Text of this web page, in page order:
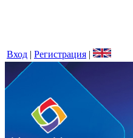
Вход | Регистрация |